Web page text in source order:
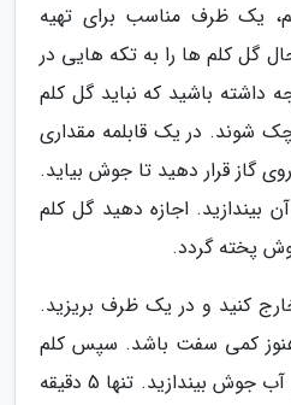
یک ظرف مناسب برای تهیه
گل کلم ها را به تکه هایی در
داشته باشید که نباید گل کلم
شوند. در یک قابلمه مقداری
گاز قرار دهید تا جوش بیاید.
اجازه دهید گل کلم
کنید و در یک ظرف بریزید.
کمی سفت باشد. سپس کلم
بروکلی را خرد کنید و داخل آب جوش بیندازید. تنها 5 دقیقه